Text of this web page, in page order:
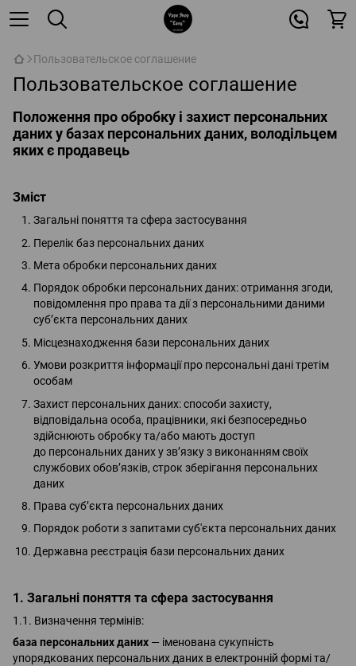
Пользовательское соглашение
Пользовательское соглашение
Положення про обробку і захист персональних
даних у базах персональних даних, володільцем
яких є продавець
Зміст
Загальні поняття та сфера застосування
Перелік баз персональних даних
Мета обробки персональних даних
Порядок обробки персональних даних: отримання згоди,
повідомлення про права та дії з персональними даними
суб’єкта персональних даних
Місцезнаходження бази персональних даних
Умови розкриття інформації про персональні дані третім
особам
Захист персональних даних: способи захисту,
відповідальна особа, працівники, які безпосередньо
здійснюють обробку та/або мають доступ
до персональних даних у зв’язку з виконанням своїх
службових обов’язків, строк зберігання персональних
даних
Права суб’єкта персональних даних
Порядок роботи з запитами суб'єкта персональних даних
Державна реєстрація бази персональних даних
1. Загальні поняття та сфера застосування
1.1. Визначення термінів:
база персональних даних — іменована сукупність
упорядкованих персональних даних в електронній формі та/